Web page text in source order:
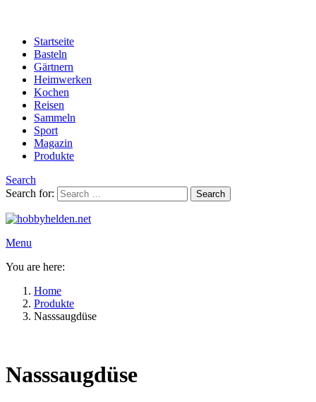
Startseite
Basteln
Gärtnern
Heimwerken
Kochen
Reisen
Sammeln
Sport
Magazin
Produkte
Search
Search for:
Search
Menu
You are here:
Home
Produkte
Nasssaugdüse
Nasssaugdüse